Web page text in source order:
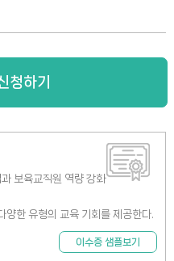
청하기
보육교직원 역량 강화
양한 유형의 교육 기회를 제공한다.
이수증 샘플보기